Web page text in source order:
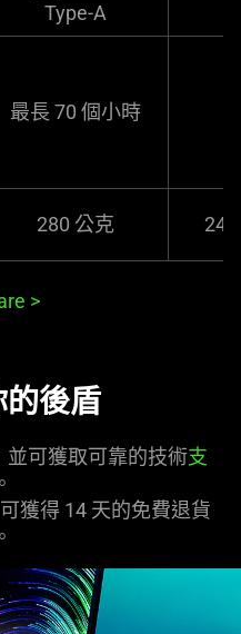
Type-A
最長 70 個小時
280 公克
>
後盾
可獲取可靠的技術支
獲得 14 天的免費退貨